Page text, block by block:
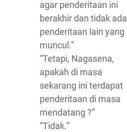
agar penderitaan ini
berakhir dan tidak ada
penderitaan lain yang
muncul.”
“Tetapi, Nagasena,
apakah di masa
sekarang ini terdapat
penderitaan di masa
mendatang ?”
“Tidak.”